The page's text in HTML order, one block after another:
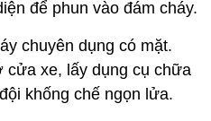
để phun vào đám cháy.
chuyên dụng có mặt.
xe, lấy dụng cụ chữa
khống chế ngọn lửa.